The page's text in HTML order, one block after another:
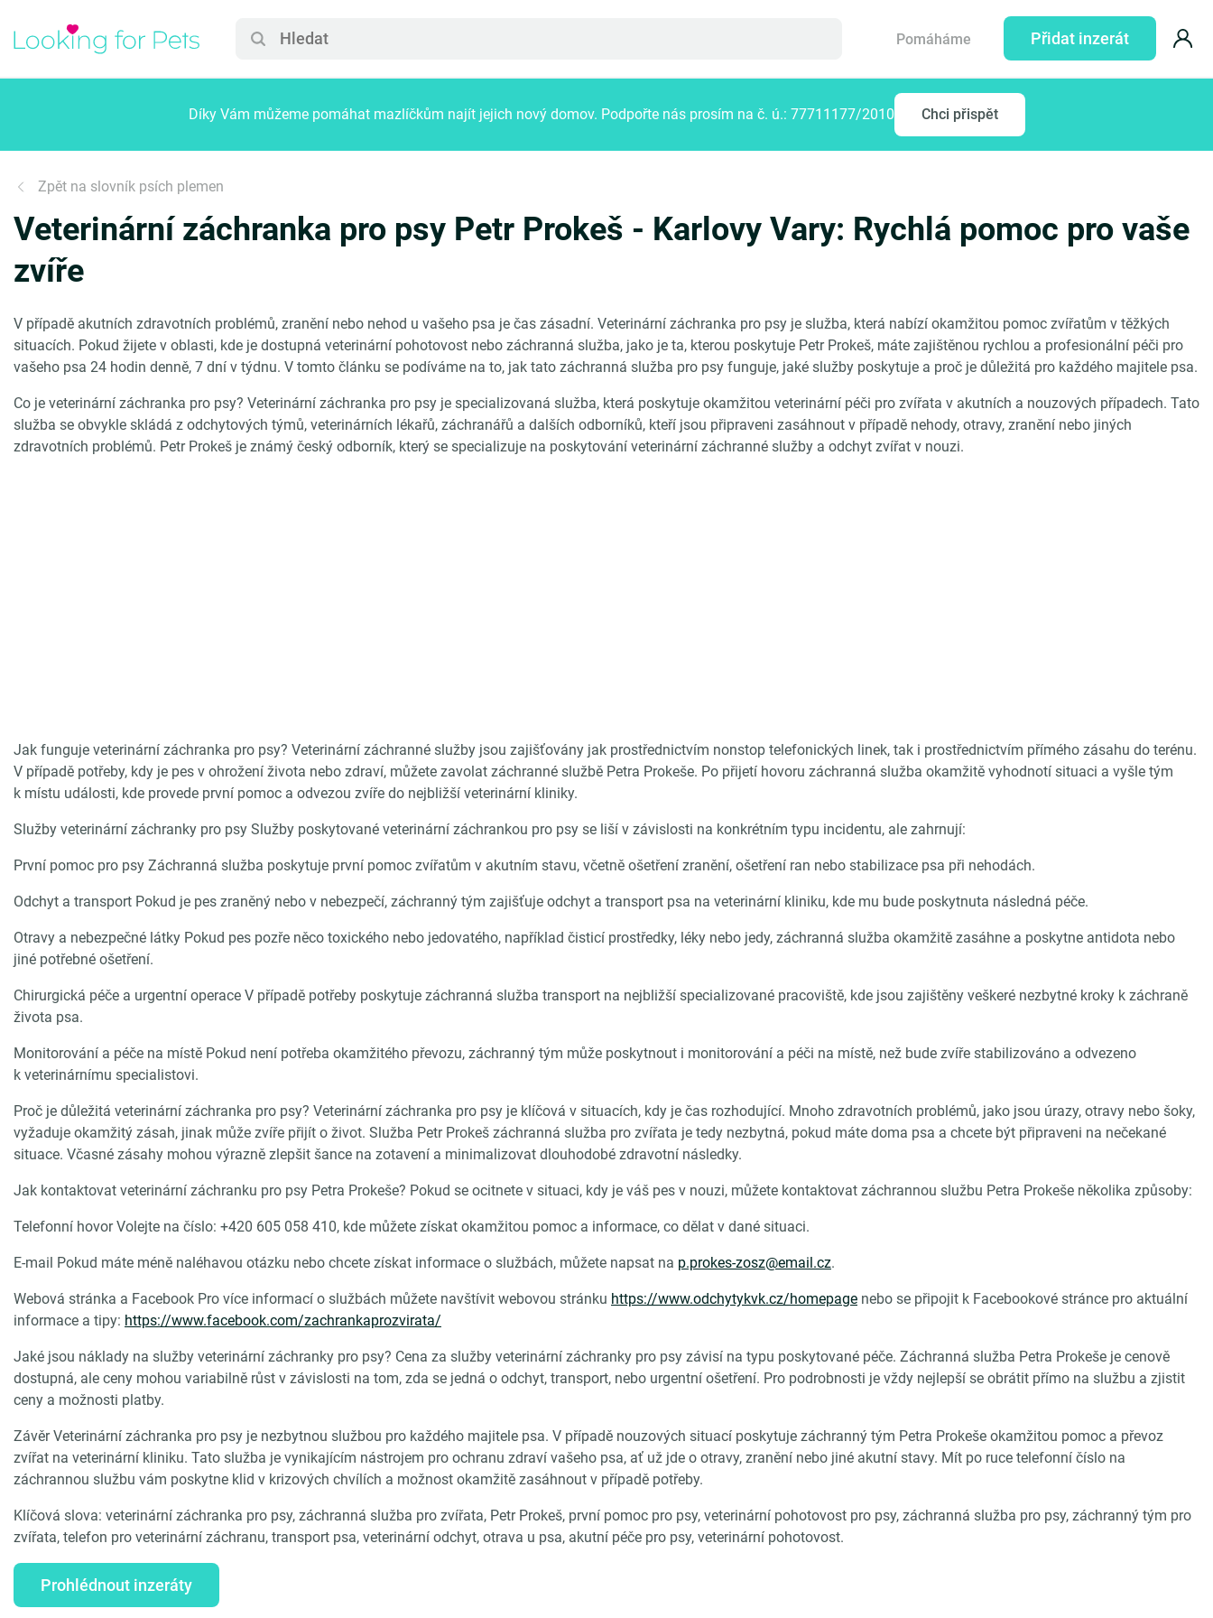
Pomáháme Přidat inzerát
Díky Vám můžeme pomáhat mazlíčkům najít jejich nový domov. Podpořte nás prosím na č. ú.: 77711177/2010 Chci přispět
Zpět na slovník psích plemen
Veterinární záchranka pro psy Petr Prokeš - Karlovy Vary: Rychlá pomoc pro vaše
zvíře
V případě akutních zdravotních problémů, zranění nebo nehod u vašeho psa je čas zásadní. Veterinární záchranka pro psy je služba, která nabízí okamžitou pomoc zvířatům v těžkých
situacích. Pokud žijete v oblasti, kde je dostupná veterinární pohotovost nebo záchranná služba, jako je ta, kterou poskytuje Petr Prokeš, máte zajištěnou rychlou a profesionální péči pro
vašeho psa 24 hodin denně, 7 dní v týdnu. V tomto článku se podíváme na to, jak tato záchranná služba pro psy funguje, jaké služby poskytuje a proč je důležitá pro každého majitele psa.
Co je veterinární záchranka pro psy? Veterinární záchranka pro psy je specializovaná služba, která poskytuje okamžitou veterinární péči pro zvířata v akutních a nouzových případech. Tato
služba se obvykle skládá z odchytových týmů, veterinárních lékařů, záchranářů a dalších odborníků, kteří jsou připraveni zasáhnout v případě nehody, otravy, zranění nebo jiných
zdravotních problémů. Petr Prokeš je známý český odborník, který se specializuje na poskytování veterinární záchranné služby a odchyt zvířat v nouzi.
Jak funguje veterinární záchranka pro psy? Veterinární záchranné služby jsou zajišťovány jak prostřednictvím nonstop telefonických linek, tak i prostřednictvím přímého zásahu do terénu.
V případě potřeby, kdy je pes v ohrožení života nebo zdraví, můžete zavolat záchranné službě Petra Prokeše. Po přijetí hovoru záchranná služba okamžitě vyhodnotí situaci a vyšle tým
k místu události, kde provede první pomoc a odvezou zvíře do nejbližší veterinární kliniky.
Služby veterinární záchranky pro psy Služby poskytované veterinární záchrankou pro psy se liší v závislosti na konkrétním typu incidentu, ale zahrnují:
První pomoc pro psy Záchranná služba poskytuje první pomoc zvířatům v akutním stavu, včetně ošetření zranění, ošetření ran nebo stabilizace psa při nehodách.
Odchyt a transport Pokud je pes zraněný nebo v nebezpečí, záchranný tým zajišťuje odchyt a transport psa na veterinární kliniku, kde mu bude poskytnuta následná péče.
Otravy a nebezpečné látky Pokud pes pozře něco toxického nebo jedovatého, například čisticí prostředky, léky nebo jedy, záchranná služba okamžitě zasáhne a poskytne antidota nebo
jiné potřebné ošetření.
Chirurgická péče a urgentní operace V případě potřeby poskytuje záchranná služba transport na nejbližší specializované pracoviště, kde jsou zajištěny veškeré nezbytné kroky k záchraně
života psa.
Monitorování a péče na místě Pokud není potřeba okamžitého převozu, záchranný tým může poskytnout i monitorování a péči na místě, než bude zvíře stabilizováno a odvezeno
k veterinárnímu specialistovi.
Proč je důležitá veterinární záchranka pro psy? Veterinární záchranka pro psy je klíčová v situacích, kdy je čas rozhodující. Mnoho zdravotních problémů, jako jsou úrazy, otravy nebo šoky,
vyžaduje okamžitý zásah, jinak může zvíře přijít o život. Služba Petr Prokeš záchranná služba pro zvířata je tedy nezbytná, pokud máte doma psa a chcete být připraveni na nečekané
situace. Včasné zásahy mohou výrazně zlepšit šance na zotavení a minimalizovat dlouhodobé zdravotní následky.
Jak kontaktovat veterinární záchranku pro psy Petra Prokeše? Pokud se ocitnete v situaci, kdy je váš pes v nouzi, můžete kontaktovat záchrannou službu Petra Prokeše několika způsoby:
Telefonní hovor Volejte na číslo: +420 605 058 410, kde můžete získat okamžitou pomoc a informace, co dělat v dané situaci.
E-mail Pokud máte méně naléhavou otázku nebo chcete získat informace o službách, můžete napsat na p.prokes-zosz@email.cz.
Webová stránka a Facebook Pro více informací o službách můžete navštívit webovou stránku https://www.odchytykvk.cz/homepage nebo se připojit k Facebookové stránce pro aktuální
informace a tipy: https://www.facebook.com/zachrankaprozvirata/
Jaké jsou náklady na služby veterinární záchranky pro psy? Cena za služby veterinární záchranky pro psy závisí na typu poskytované péče. Záchranná služba Petra Prokeše je cenově
dostupná, ale ceny mohou variabilně růst v závislosti na tom, zda se jedná o odchyt, transport, nebo urgentní ošetření. Pro podrobnosti je vždy nejlepší se obrátit přímo na službu a zjistit
ceny a možnosti platby.
Závěr Veterinární záchranka pro psy je nezbytnou službou pro každého majitele psa. V případě nouzových situací poskytuje záchranný tým Petra Prokeše okamžitou pomoc a převoz
zvířat na veterinární kliniku. Tato služba je vynikajícím nástrojem pro ochranu zdraví vašeho psa, ať už jde o otravy, zranění nebo jiné akutní stavy. Mít po ruce telefonní číslo na
záchrannou službu vám poskytne klid v krizových chvílích a možnost okamžitě zasáhnout v případě potřeby.
Klíčová slova: veterinární záchranka pro psy, záchranná služba pro zvířata, Petr Prokeš, první pomoc pro psy, veterinární pohotovost pro psy, záchranná služba pro psy, záchranný tým pro
zvířata, telefon pro veterinární záchranu, transport psa, veterinární odchyt, otrava u psa, akutní péče pro psy, veterinární pohotovost.
Prohlédnout inzeráty